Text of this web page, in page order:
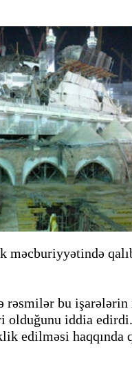
məcburiyyətində
rəsmilər bu
iddia
edilməsi